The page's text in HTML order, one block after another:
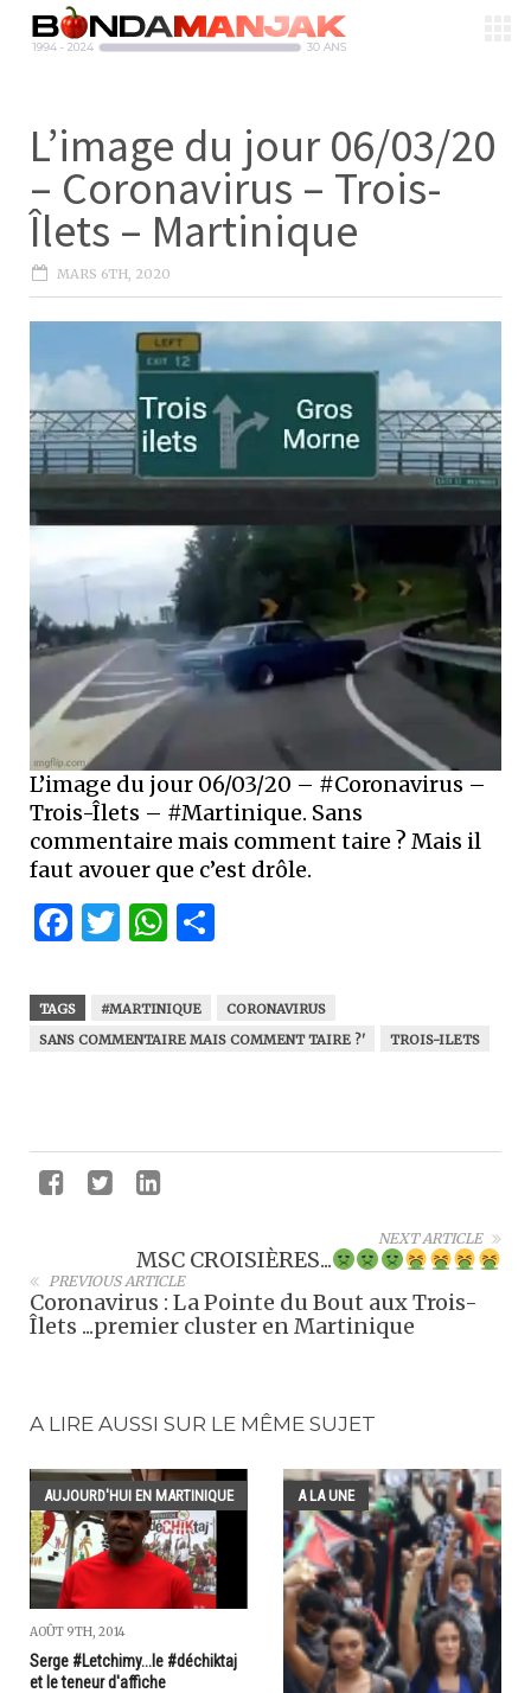
L’image du jour 06/03/20
– Coronavirus – Trois-
Îlets – Martinique
MARS 6TH, 2020
L’image du jour 06/03/20 – #Coronavirus –
Trois-Îlets – #Martinique. Sans
commentaire mais comment taire ? Mais il
faut avouer que c’est drôle.
Facebook
Twitter
WhatsApp
TAGS #MARTINIQUE
CORONAVIRUS
SANS COMMENTAIRE MAIS COMMENT TAIRE ?'
TROIS-ILETS
NEXT ARTICLE
MSC CROISIÈRES...
PREVIOUS ARTICLE
Coronavirus : La Pointe du Bout aux Trois-
Îlets ...premier cluster en Martinique
A LIRE AUSSI SUR LE MÊME SUJET
AUJOURD'HUI EN MARTINIQUE
AOÛT 9TH, 2014
Serge #Letchimy...le #déchiktaj
et le teneur d'affiche
A LA UNE